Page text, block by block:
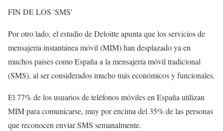
FIN DE LOS 'SMS'
Por otro lado, el estudio de Deloitte apunta que los servicios de
mensajería instantánea móvil (MIM) han desplazado ya en
muchos países como España a la mensajería móvil tradicional
(SMS), al ser considerados mucho más económicos y funcionales.
El 77% de los usuarios de teléfonos móviles en España utilizan
MIM para comunicarse, muy por encima del 35% de las personas
que reconocen enviar SMS semanalmente.